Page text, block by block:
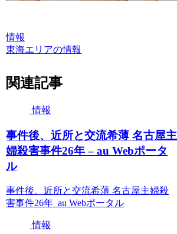
情報
東海エリアの情報
関連記事
情報
事件後、近所と交流希薄 名古屋主
婦殺害事件26年 – au Webポータ
ル
事件後、近所と交流希薄 名古屋主婦殺
害事件26年 au Webポータル
情報